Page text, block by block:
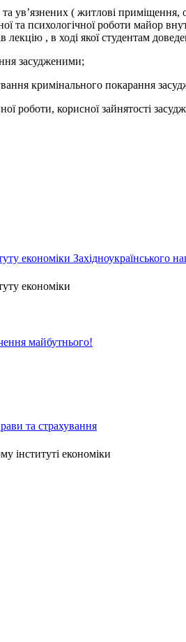
ув’язнених ( житлові приміщення,
та психологічної роботи майор
лекцію , в ході якої студентам
засудженими;
кримінального покарання
роботи, корисної зайнятості
економіки Західноукраїнського
економіки
майбутнього!
та страхування
інституті економіки